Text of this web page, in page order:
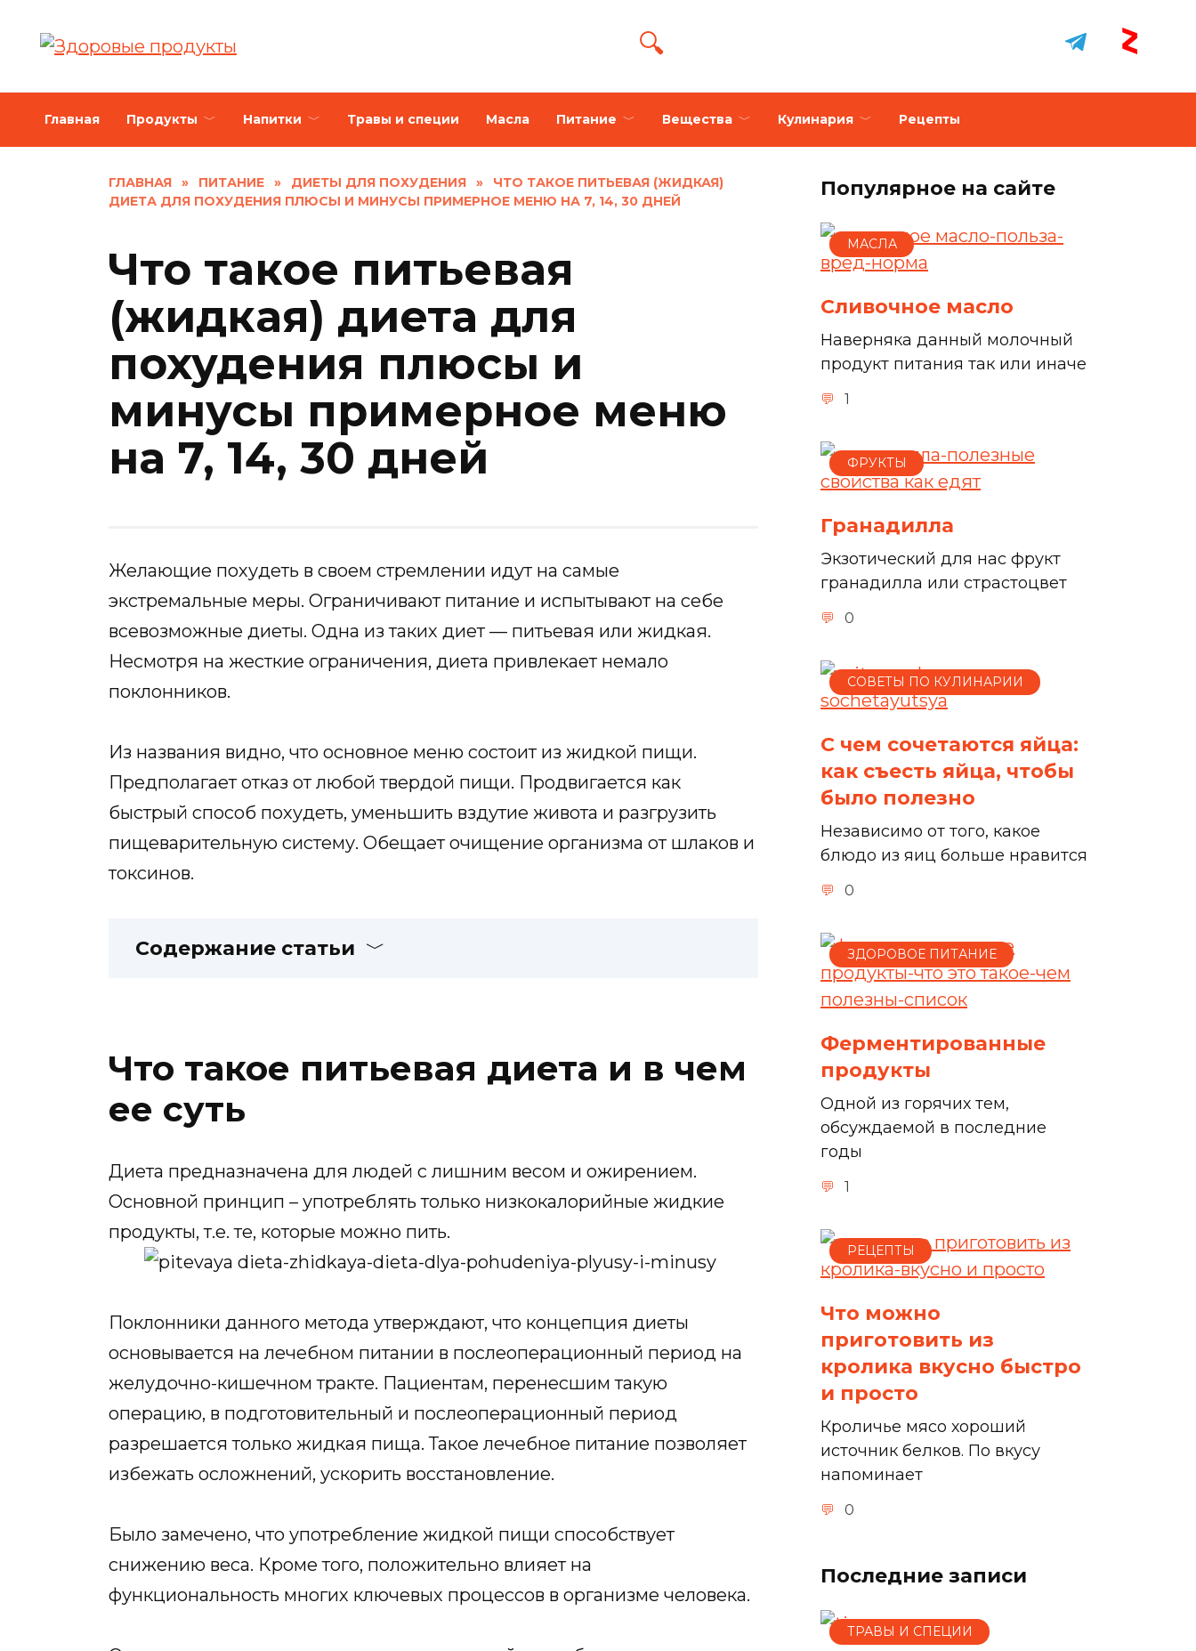
Главная Продукты Напитки Травы и специи Масла Питание Вещества Кулинария Рецепты
ГЛАВНАЯ » ПИТАНИЕ » ДИЕТЫ ДЛЯ ПОХУДЕНИЯ »
ЧТО ТАКОЕ ПИТЬЕВАЯ (ЖИДКАЯ)
ДИЕТА ДЛЯ ПОХУДЕНИЯ ПЛЮСЫ И МИНУСЫ ПРИМЕРНОЕ МЕНЮ НА 7, 14, 30 ДНЕЙ
Что такое питьевая
(жидкая) диета для
похудения плюсы и
минусы примерное меню
на 7, 14, 30 дней
Желающие похудеть в своем стремлении идут на самые
экстремальные меры. Ограничивают питание и испытывают на себе
всевозможные диеты. Одна из таких диет — питьевая или жидкая.
Несмотря на жесткие ограничения, диета привлекает немало
поклонников.
Из названия видно, что основное меню состоит из жидкой пищи.
Предполагает отказ от любой твердой пищи. Продвигается как
быстрый способ похудеть, уменьшить вздутие живота и разгрузить
пищеварительную систему. Обещает очищение организма от шлаков и
токсинов.
Содержание статьи
Что такое питьевая диета и в чем
ее суть
Диета предназначена для людей с лишним весом и ожирением.
Основной принцип – употреблять только низкокалорийные жидкие
продукты, т.е. те, которые можно пить.
Поклонники данного метода утверждают, что концепция диеты
основывается на лечебном питании в послеоперационный период на
желудочно-кишечном тракте. Пациентам, перенесшим такую
операцию, в подготовительный и послеоперационный период
разрешается только жидкая пища. Такое лечебное питание позволяет
избежать осложнений, ускорить восстановление.
Было замечено, что употребление жидкой пищи способствует
снижению веса. Кроме того, положительно влияет на
функциональность многих ключевых процессов в организме человека.
Популярное на сайте
МАСЛА
Сливочное масло
Наверняка данный молочный
продукт питания так или иначе
1
ФРУКТЫ
Гранадилла
Экзотический для нас фрукт
гранадилла или страстоцвет
0
СОВЕТЫ ПО КУЛИНАРИИ
С чем сочетаются яйца:
как съесть яйца, чтобы
было полезно
Независимо от того, какое
блюдо из яиц больше нравится
0
ЗДОРОВОЕ ПИТАНИЕ
Ферментированные
продукты
Одной из горячих тем,
обсуждаемой в последние
годы
1
РЕЦЕПТЫ
Что можно
приготовить из
кролика вкусно быстро
и просто
Кроличье мясо хороший
источник белков. По вкусу
напоминает
0
Последние записи
ТРАВЫ И СПЕЦИИ